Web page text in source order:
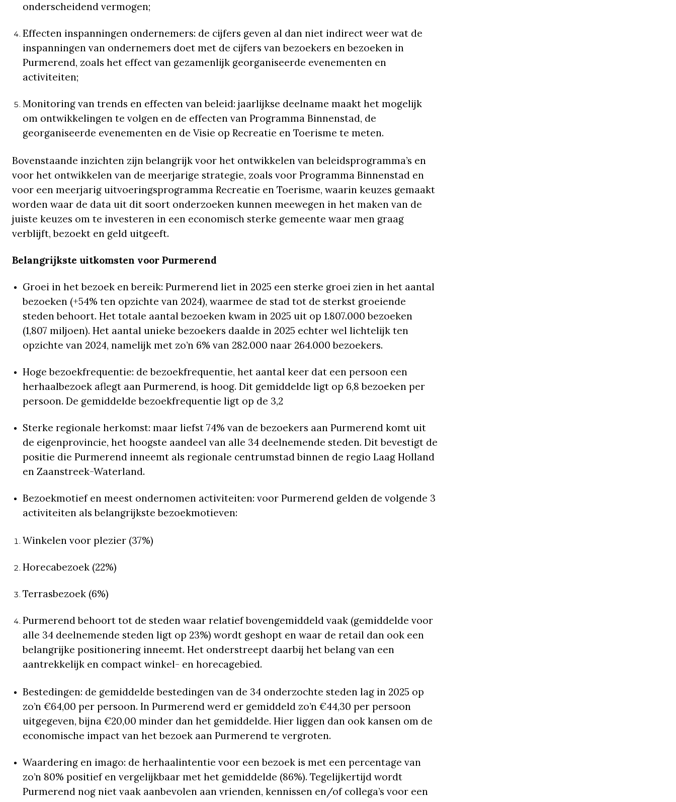
onderscheidend vermogen;
Effecten inspanningen ondernemers: de cijfers geven al dan niet indirect weer wat de
inspanningen van ondernemers doet met de cijfers van bezoekers en bezoeken in
Purmerend, zoals het effect van gezamenlijk georganiseerde evenementen en
activiteiten;
Monitoring van trends en effecten van beleid: jaarlijkse deelname maakt het mogelijk
om ontwikkelingen te volgen en de effecten van Programma Binnenstad, de
georganiseerde evenementen en de Visie op Recreatie en Toerisme te meten.
Bovenstaande inzichten zijn belangrijk voor het ontwikkelen van beleidsprogramma’s en
voor het ontwikkelen van de meerjarige strategie, zoals voor Programma Binnenstad en
voor een meerjarig uitvoeringsprogramma Recreatie en Toerisme, waarin keuzes gemaakt
worden waar de data uit dit soort onderzoeken kunnen meewegen in het maken van de
juiste keuzes om te investeren in een economisch sterke gemeente waar men graag
verblijft, bezoekt en geld uitgeeft.
Belangrijkste uitkomsten voor Purmerend
Groei in het bezoek en bereik: Purmerend liet in 2025 een sterke groei zien in het aantal
bezoeken (+54% ten opzichte van 2024), waarmee de stad tot de sterkst groeiende
steden behoort. Het totale aantal bezoeken kwam in 2025 uit op 1.807.000 bezoeken
(1,807 miljoen). Het aantal unieke bezoekers daalde in 2025 echter wel lichtelijk ten
opzichte van 2024, namelijk met zo’n 6% van 282.000 naar 264.000 bezoekers.
Hoge bezoekfrequentie: de bezoekfrequentie, het aantal keer dat een persoon een
herhaalbezoek aflegt aan Purmerend, is hoog. Dit gemiddelde ligt op 6,8 bezoeken per
persoon. De gemiddelde bezoekfrequentie ligt op de 3,2
Sterke regionale herkomst: maar liefst 74% van de bezoekers aan Purmerend komt uit
de eigenprovincie, het hoogste aandeel van alle 34 deelnemende steden. Dit bevestigt de
positie die Purmerend inneemt als regionale centrumstad binnen de regio Laag Holland
en Zaanstreek-Waterland.
Bezoekmotief en meest ondernomen activiteiten: voor Purmerend gelden de volgende 3
activiteiten als belangrijkste bezoekmotieven:
Winkelen voor plezier (37%)
Horecabezoek (22%)
Terrasbezoek (6%)
Purmerend behoort tot de steden waar relatief bovengemiddeld vaak (gemiddelde voor
alle 34 deelnemende steden ligt op 23%) wordt geshopt en waar de retail dan ook een
belangrijke positionering inneemt. Het onderstreept daarbij het belang van een
aantrekkelijk en compact winkel- en horecagebied.
Bestedingen: de gemiddelde bestedingen van de 34 onderzochte steden lag in 2025 op
zo’n €64,00 per persoon. In Purmerend werd er gemiddeld zo’n €44,30 per persoon
uitgegeven, bijna €20,00 minder dan het gemiddelde. Hier liggen dan ook kansen om de
economische impact van het bezoek aan Purmerend te vergroten.
Waardering en imago: de herhaalintentie voor een bezoek is met een percentage van
zo’n 80% positief en vergelijkbaar met het gemiddelde (86%). Tegelijkertijd wordt
Purmerend nog niet vaak aanbevolen aan vrienden, kennissen en/of collega’s voor een